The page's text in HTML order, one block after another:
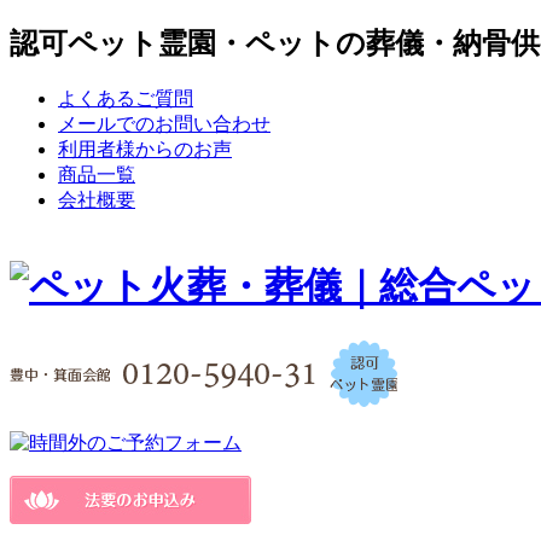
認可ペット霊園・ペットの葬儀・納骨
よくあるご質問
メールでのお問い合わせ
利用者様からのお声
商品一覧
会社概要